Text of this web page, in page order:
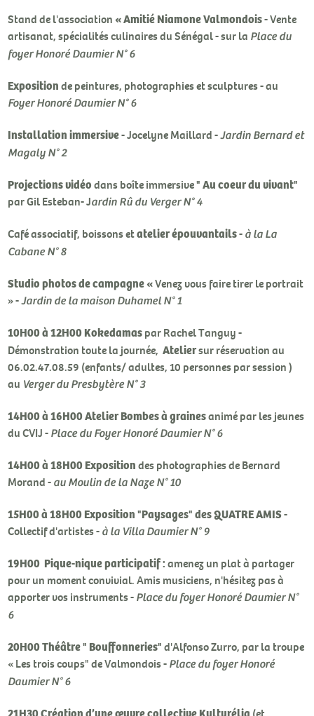
Stand de l'association« Amitié Niamone Valmondois- Vente
artisanat, spécialités culinaires du Sénégal - sur la Place du
foyer Honoré Daumier N° 6
Expositionde peintures, photographies et sculptures - au
Foyer Honoré Daumier N° 6
Installation immersive- Jocelyne Maillard -Jardin Bernard et
Magaly N° 2
Projections vidéodans boîte immersive" Au coeur du vivant"
par Gil Esteban- Jardin Rû du Verger N° 4
Café associatif, boissons etatelier épouvantails- à la La
Cabane N° 8
Studio photos de campagne «Venez vous faire tirer le portrait
» -Jardin de la maison Duhamel N° 1
10H00 à 12H00Kokedamaspar Rachel Tanguy -
Démonstration toute la journée,Ateliersur réservation au
06.02.47.08.59 (enfants/ adultes, 10 personnes par session )
au Verger du Presbytère N° 3
14H00 à 16H00Atelier Bombes à grainesanimé par les jeunes
du CVIJ - Place du Foyer Honoré Daumier N° 6
14H00 à 18H00Expositiondes photographies de Bernard
Morand - au Moulin de la Naze N° 10
15H00 à 18H00Exposition "Paysages" des QUATRE AMIS-
Collectif d'artistes - à la Villa Daumier N° 9
19H00 Pique-nique participatif :amenez un plat à partager
pour un moment convivial. Amis musiciens, n'hésitez pas à
apporter vos instruments - Place du foyer Honoré Daumier N°
6
20H00 Théâtre " Bouffonneries"d'Alfonso Zurro, par la troupe
« Les trois coups" de Valmondois - Place du foyer Honoré
Daumier N° 6